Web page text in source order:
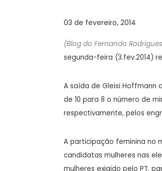
03 de fevereiro, 2014
(Blog do Fernando
segunda-feira (3.fev.2014)
A saída de Gleisi Hoffmann
de 10 para 8 o número de
respectivamente, pelos
A participação feminina no
candidatas mulheres nas
mulheres exigido pelo PT,